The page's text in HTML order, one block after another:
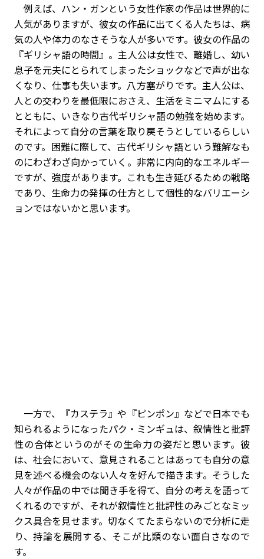
例えば、ハン・ガンという女性作家の作品は世界的に
人気がありますが、彼女の作品に出てくる人たちは、病
気の人や体力のなさそうな人が多いです。彼女の作品の
『ギリシャ語の時間』。主人公は女性で、離婚し、幼い
息子を元夫にとられてしまったショックなどで声が出な
くなり、仕事も失います。八方塞がりです。主人公は、
人との交わりを最低限におさえ、生活をミニマムにする
とともに、いきなり古代ギリシャ語の勉強を始めます。
それによって自分の言葉を取り戻そうとしているらしい
のです。困難に際して、古代ギリシャ語という難解なも
のにわざわざ向かっていく。非常に内向的なエネルギー
ですが、強度があります。これも生き延びるための戦略
であり、生命力の発揮の仕方として個性的なバリエーシ
ョンではないかと思います。
一方で、『カステラ』や『ピンポン』などで日本でも
知られるようになったパク・ミンギュは、叙情性と批評
性の合体というのがその生命力の姿だと思います。彼
は、社会において、意見されることはあっても自分の意
見を述べる機会のない人々を好んで描きます。そうした
人々が作品の中では聞き手を得て、自分の考えを語って
くれるのですが、それが叙情性と批評性のみごとなミッ
クス具合を見せます。切なくてたまらないので分析に走
り、持論を展開する、そこが比類のない面白さなので
す。